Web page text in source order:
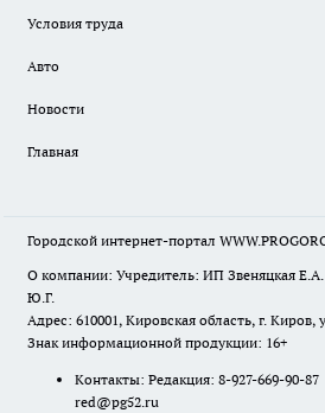
Условия труда
Авто
Новости
Главная
Городской интернет-портал
О компании: Учредитель: ИП Звеняцкая Е.А.
Ю.Г.
Адрес: 610001, Кировская область, г.
Знак информационной продукции: 16+
Контакты: Редакция: 8-927-669-90-
red@pg52.ru